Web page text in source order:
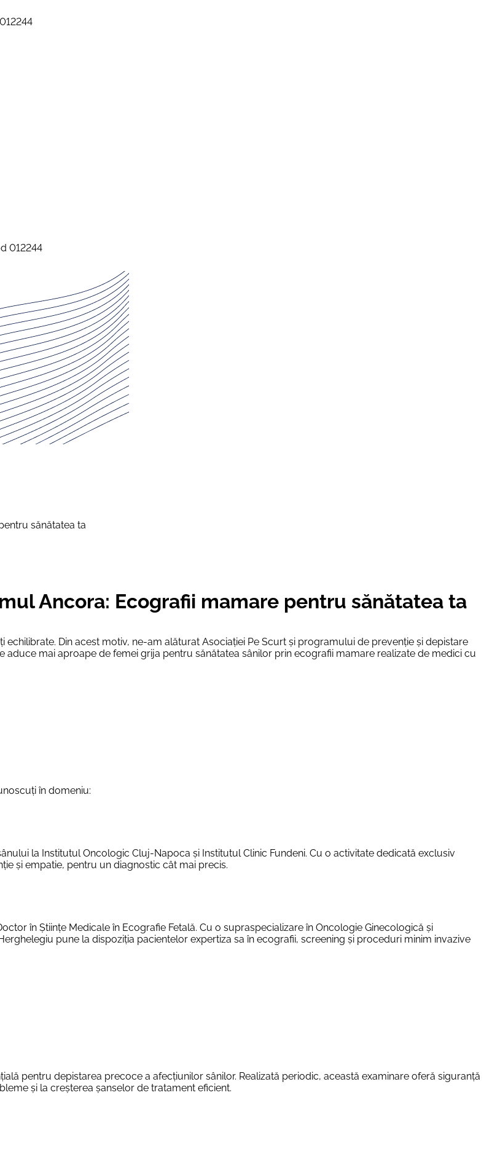
012244
sănătatea ta
Ancora: Ecografii mamare pentru sănătatea ta
Din acest motiv, ne-am alăturat Asociației Pe Scurt și programului de prevenție și depistare
mai aproape de femei grija pentru sănătatea sânilor prin ecografii mamare realizate de medici cu
în domeniu:
la Institutul Oncologic Cluj-Napoca și Institutul Clinic Fundeni. Cu o activitate dedicată exclusiv
și empatie, pentru un diagnostic cât mai precis.
în Științe Medicale în Ecografie Fetală. Cu o supraspecializare în Oncologie Ginecologică și
pune la dispoziția pacientelor expertiza sa în ecografii, screening și proceduri minim invazive
pentru depistarea precoce a afecțiunilor sânilor. Realizată periodic, această examinare oferă siguranță
și la creșterea șanselor de tratament eficient.